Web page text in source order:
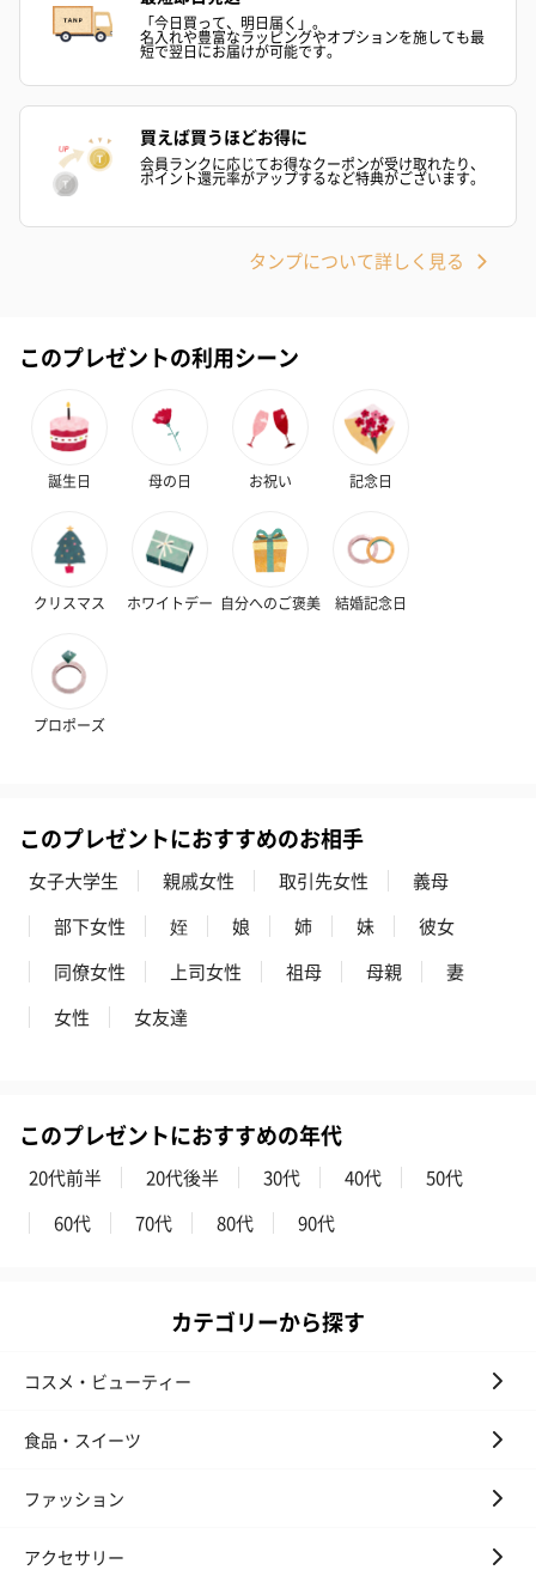
アールグレイ（HAPPY
BIRTHDAY TO YOU）
（660円）
アールグレイティー
（660円）
フルーツティ
円）
スイーツ
スイーツを同梱してお届けいたします。ギフトへの＋αにおすすめ
（レモン＆紅茶）（432
（バナナ味）（540円）
スキンケアグッズ
スキンケアグッズを同梱してお届けします。
ハンドクリーム3本セッ
ト【ありがとう】
（1,100円）
シャワージェル＆ハン
ドクリーム（ピンクグ
レープフルーツ）
シャワージェ
ドクリーム（
ッシュローズ
リラックスグッズを同梱してお届けします。
かき氷入浴剤4点セット
（ブルー）（748円）
バスフラワー
【Thank you
ハンドタオル・ハンカチ
「今日買って、明日届く」。
名入れや豊富なラッピングやオプションを施しても最
短で翌日にお届けが可能です。
買えば買うほどお得に
会員ランクに応じてお得なクーポンが受け取れたり、
ポイント還元率がアップするなど特典がございます。
タンプについて詳しく見る
このプレゼントの利用シーン
誕生日 母の日 お祝い 記念日
クリスマス ホワイトデー 自分へのご褒美 結婚記念日
プロポーズ
このプレゼントにおすすめのお相手
女子大学生 親戚女性 取引先女性
義母
部下女性
姪 娘 姉 妹
彼女
同僚女性
上司女性 祖母 母親
妻
女性
女友達
このプレゼントにおすすめの年代
20代前半 20代後半 30代 40代
50代
60代
70代 80代 90代
カテゴリーから探す
コスメ・ビューティー
食品・スイーツ
ファッション
アクセサリー